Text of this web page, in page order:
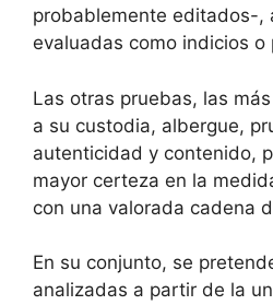
probablemente editados-,
evaluadas como indicios
Las otras pruebas, las
a su custodia, albergue,
autenticidad y contenido,
mayor certeza en la
con una valorada cadena
En su conjunto, se
analizadas a partir de la